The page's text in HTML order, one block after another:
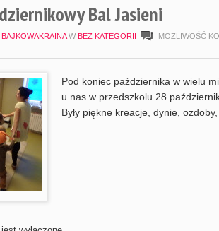
Bal Jasieni
BAJKOWAKRAINA W BEZ KATEGORII MOŻLIWOŚĆ
Pod koniec października w wielu
u nas w przedszkolu 28
Były piękne kreacje, dynie,